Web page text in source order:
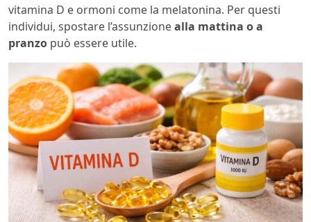
vitamina D e ormoni come la melatonina. Per questi
individui, spostare l’assunzionealla mattina o a
pranzo può essere utile.